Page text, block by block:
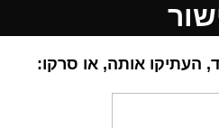
העתיקו אותה, או סרקו: